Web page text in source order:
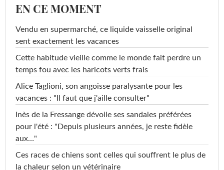
EN CE MOMENT
Vendu en supermarché, ce liquide vaisselle original
sent exactement les vacances
Cette habitude vieille comme le monde fait perdre un
temps fou avec les haricots verts frais
Alice Taglioni, son angoisse paralysante pour les
vacances : "Il faut que j'aille consulter"
Inès de la Fressange dévoile ses sandales préférées
pour l'été : "Depuis plusieurs années, je reste fidèle
aux…"
Ces races de chiens sont celles qui souffrent le plus de
la chaleur selon un vétérinaire